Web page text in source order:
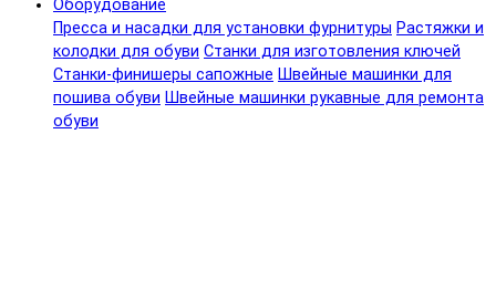
Оборудование
Пресса и насадки для установки фурнитуры Растяжки и
колодки для обуви Станки для изготовления ключей
Станки-финишеры сапожные Швейные машинки для
пошива обуви Швейные машинки рукавные для ремонта
обуви